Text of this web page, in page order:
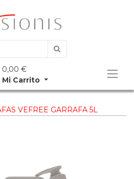
0,00 €
Mi Carrito
VEFREE GARRAFA 5L